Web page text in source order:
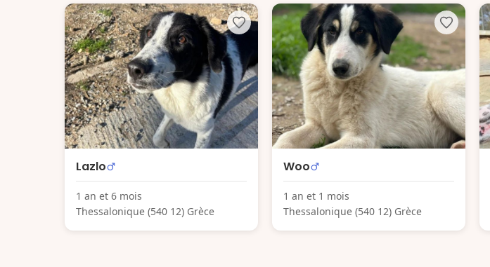
Lazlo
1 an et 6 mois
Thessalonique (540 12) Grèce
Woo
1 an et 1 mois
Thessalonique (540 12) Grèce